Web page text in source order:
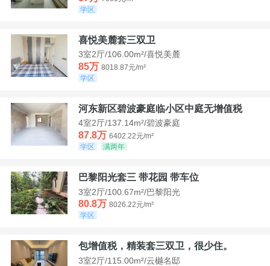
学区
喜悦美麓套三双卫
3室2厅/106.00m²/喜悦美麓
85万 8018.87元/m²
学区
河东新区碧波豪庭临小区中庭无增值税
4室2厅/137.14m²/碧波豪庭
87.8万 6402.22元/m²
学区
满两年
巴黎阳光套三 带花园 带车位
3室2厅/100.67m²/巴黎阳光
80.8万 8026.22元/m²
学区
包增值税，精装套三双卫，很少住。
3室2厅/115.00m²/云樾名邸